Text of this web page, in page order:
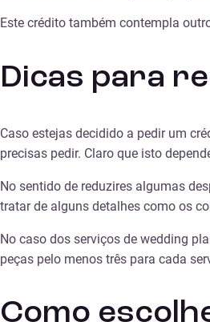
Este crédito também contempla
Dicas para
Caso estejas decidido a pedir um
precisas pedir. Claro que isto
No sentido de reduzires algumas
tratar de alguns detalhes como os
No caso dos serviços de wedding
peças pelo menos três para cada
Como